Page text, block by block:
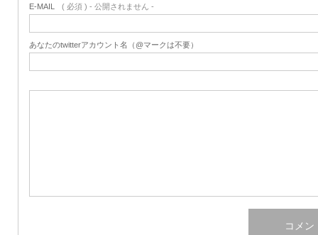
E-MAIL ( 必須 ) - 公開されません -
あなたのtwitterアカウント名（@マークは不要）